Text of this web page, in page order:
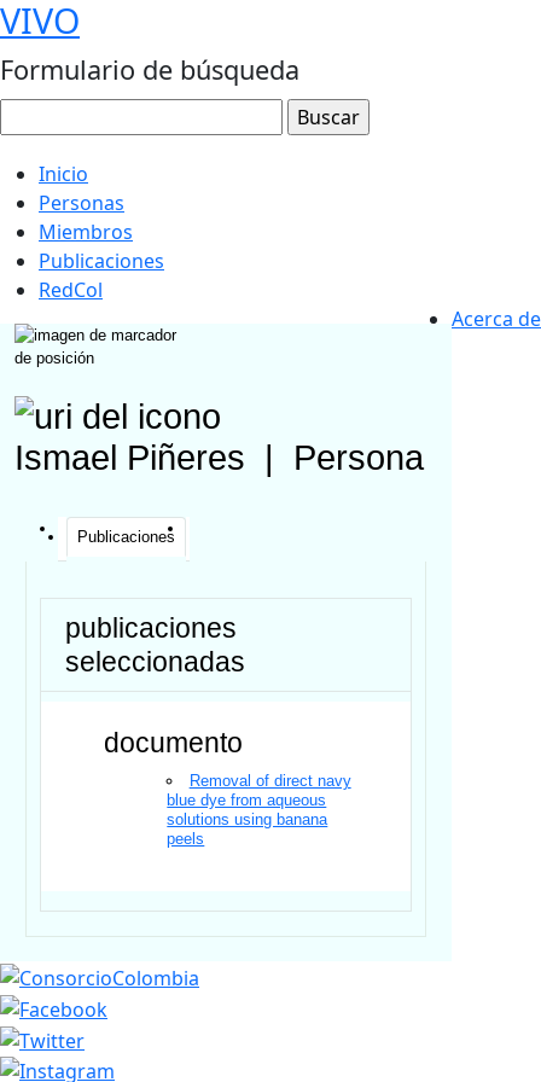
VIVO
Formulario de búsqueda
Inicio
Personas
Miembros
Publicaciones
RedCol
Acerca de
Ismael Piñeres Persona
Publicaciones
publicaciones
seleccionadas
documento
Removal of direct navy
blue dye from aqueous
solutions using banana
peels